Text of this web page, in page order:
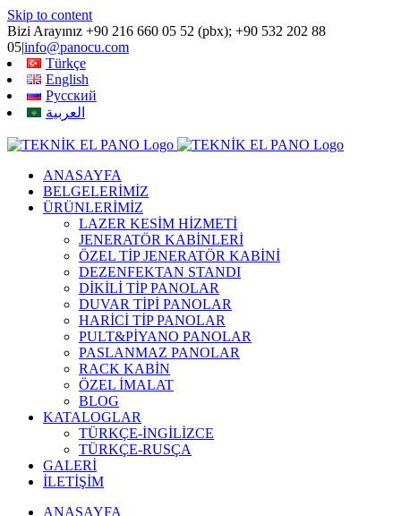
Skip to content
Bizi Arayınız +90 216 660 05 52 (pbx); +90 532 202 88
05|info@panocu.com
Türkçe
English
Русский
العربية
ANASAYFA
BELGELERİMİZ
ÜRÜNLERİMİZ
LAZER KESİM HİZMETİ
JENERATÖR KABİNLERİ
ÖZEL TİP JENERATÖR KABİNİ
DEZENFEKTAN STANDI
DİKİLİ TİP PANOLAR
DUVAR TİPİ PANOLAR
HARİCİ TİP PANOLAR
PULT&PİYANO PANOLAR
PASLANMAZ PANOLAR
RACK KABİN
ÖZEL İMALAT
BLOG
KATALOGLAR
TÜRKÇE-İNGİLİZCE
TÜRKÇE-RUSÇA
GALERİ
İLETİŞİM
ANASAYFA